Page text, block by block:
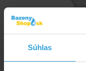
Súhlas